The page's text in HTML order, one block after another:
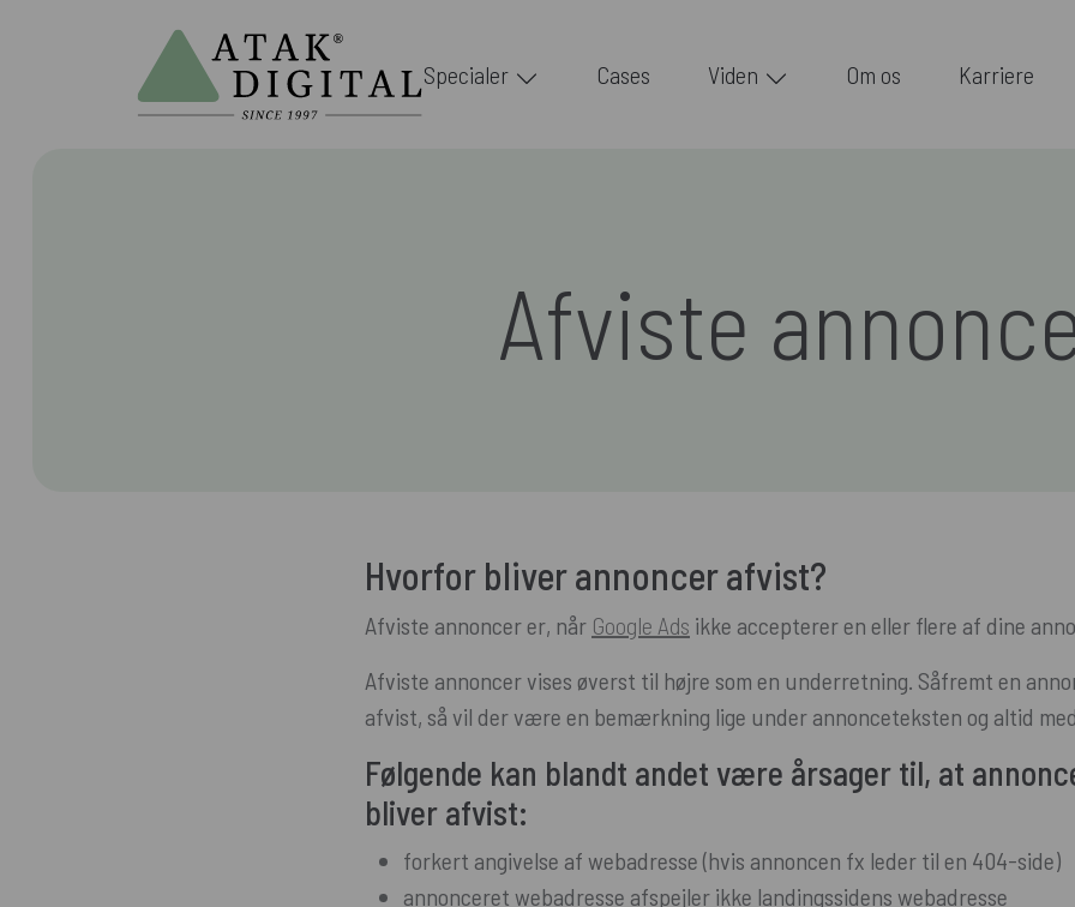
Specialer Cases Viden Om os Karriere
Afviste
Hvorfor bliver annoncer afvist?
Afviste annoncer er, når Google Ads ikke accepterer en eller flere af dine
Afviste annoncer vises øverst til højre som en underretning. Såfremt en
afvist, så vil der være en bemærkning lige under annonceteksten og altid
Følgende kan blandt andet være årsager til, at
bliver afvist:
forkert angivelse af webadresse (hvis annoncen fx leder til en 404-side)
annonceret webadresse afspejler ikke landingssidens webadresse